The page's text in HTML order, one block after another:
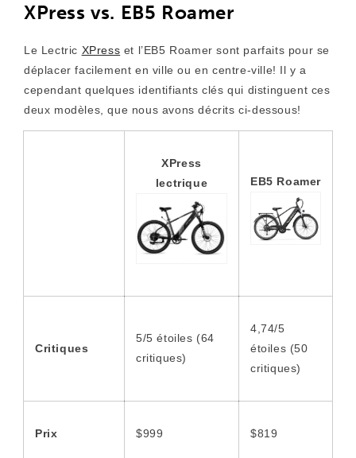
XPress vs. EB5 Roamer
Le Lectric XPress et l’EB5 Roamer sont parfaits pour se
déplacer facilement en ville ou en centre-ville! Il y a
cependant quelques identifiants clés qui distinguent ces
deux modèles, que nous avons décrits ci-dessous!
XPress
lectrique
EB5 Roamer
Critiques
5/5 étoiles (64
critiques)
4,74/5
étoiles (50
critiques)
Prix $999 $819